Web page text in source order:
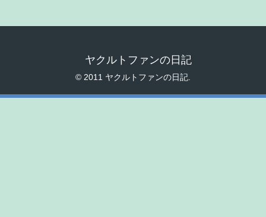
ヤクルトファンの日記
© 2011 ヤクルトファンの日記.